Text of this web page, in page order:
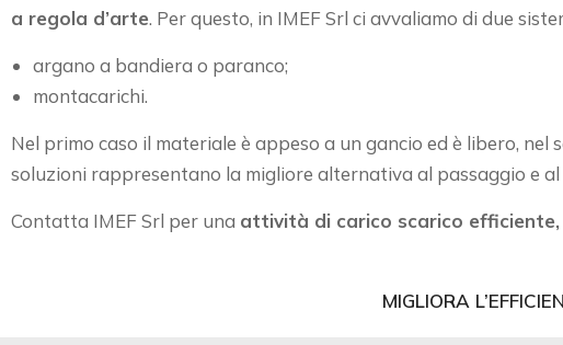
a regola d’arte. Per questo, in IMEF Srl ci avvaliamo di due
argano a bandiera o paranco;
montacarichi.
Nel primo caso il materiale è appeso a un gancio ed è libero,
soluzioni rappresentano la migliore alternativa al passaggio e al
Contatta IMEF Srl per una attività di carico scarico efficiente,
MIGLIORA